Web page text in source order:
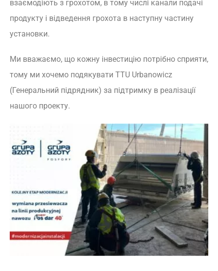
взаємодіють з грохотом, в тому числі канали подачі
продукту і відведення грохота в наступну частину
установки.
Ми вважаємо, що кожну інвестицію потрібно сприяти,
тому ми хочемо подякувати TTU Urbanowicz
(Генеральний підрядник) за підтримку в реалізації
нашого проекту.